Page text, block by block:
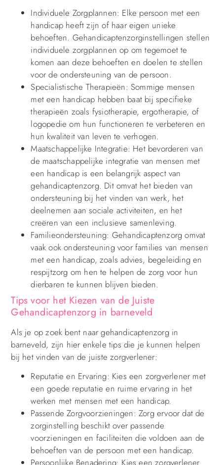
Individuele Zorgplannen: Elke persoon met een
handicap heeft zijn of haar eigen unieke
behoeften. Gehandicaptenzorginstellingen stellen
individuele zorgplannen op om tegemoet te
komen aan deze behoeften en doelen te stellen
voor de ondersteuning van de persoon.
Specialistische Therapieën: Sommige mensen
met een handicap hebben baat bij specifieke
therapieën zoals fysiotherapie, ergotherapie, of
logopedie om hun functioneren te verbeteren en
hun kwaliteit van leven te verhogen.
Maatschappelijke Integratie: Het bevorderen van
de maatschappelijke integratie van mensen met
een handicap is een belangrijk aspect van
gehandicaptenzorg. Dit omvat het bieden van
ondersteuning bij het vinden van werk, het
deelnemen aan sociale activiteiten, en het
creëren van een inclusieve samenleving.
Familieondersteuning: Gehandicaptenzorg omvat
vaak ook ondersteuning voor families van mensen
met een handicap, zoals advies, begeleiding en
respijtzorg om hen te helpen de zorg voor hun
dierbaren te kunnen blijven bieden.
Tips voor het Kiezen van de Juiste
Gehandicaptenzorg in barneveld
Als je op zoek bent naar gehandicaptenzorg in
barneveld, zijn hier enkele tips die je kunnen helpen
bij het vinden van de juiste zorgverlener:
Reputatie en Ervaring: Kies een zorgverlener met
een goede reputatie en ruime ervaring in het
werken met mensen met een handicap.
Passende Zorgvoorzieningen: Zorg ervoor dat de
zorginstelling beschikt over passende
voorzieningen en faciliteiten die voldoen aan de
behoeften van de persoon met een handicap.
Persoonlijke Benadering: Kies een zorgverlener